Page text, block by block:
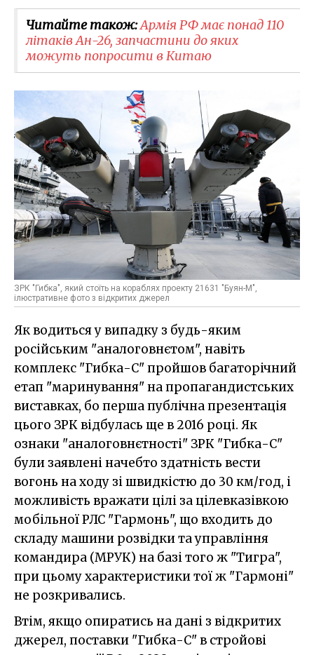
Читайте також:Армія РФ має понад 110
літаків Ан-26, запчастини до яких
можуть попросити в Китаю
ЗРК "Гибка", який стоїть на кораблях проекту 21631 "Буян-М",
ілюстративне фото з відкритих джерел
Як водиться у випадку з будь-яким
російським "аналоговнєтом", навіть
комплекс "Гибка-С" пройшов багаторічний
етап "маринування" на пропагандистських
виставках, бо перша публічна презентація
цього ЗРК відбулась ще в 2016 році. Як
ознаки "аналоговнєтності" ЗРК "Гибка-С"
були заявлені начебто здатність вести
вогонь на ходу зі швидкістю до 30 км/год, і
можливість вражати цілі за цілевказівкою
мобільної РЛС "Гармонь", що входить до
складу машини розвідки та управління
командира (МРУК) на базі того ж "Тигра",
при цьому характеристики тої ж "Гармоні"
не розкривались.
Втім, якщо опиратись на дані з відкритих
джерел, поставки "Гибка-С" в стройові